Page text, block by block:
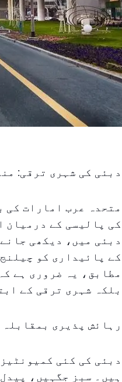
دبئی کی شہری ترقی:
متحدہ عرب امارات کی
کی پالیسی کے درمیان
دبئی میں، دیکھی
کے پائیداری کو
مطابق، یہ ضروری ہے
بلکہ شہری ترقی کے
رہائش پذیری بمقابلہ
دبئی کی کئی
ہیں۔ سبز جگہیں،